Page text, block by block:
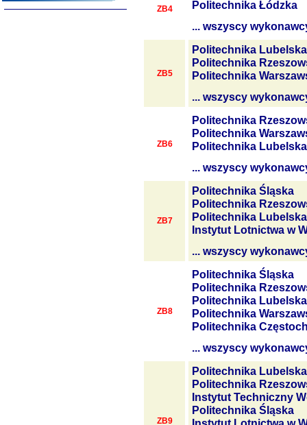
ZB4
Politechnika Łódzka
... wszyscy
ZB5
Politechnika Lubelska
Politechnika
Politechnika
... wszyscy
ZB6
Politechnika
Politechnika
Politechnika Lubelska
... wszyscy
ZB7
Politechnika Śląska
Politechnika
Politechnika Lubelska
Instytut Lotnictwa w
... wszyscy
ZB8
Politechnika Śląska
Politechnika
Politechnika Lubelska
Politechnika
Politechnika
... wszyscy
ZB9
Politechnika Lubelska
Politechnika
Instytut Techniczny
Politechnika Śląska